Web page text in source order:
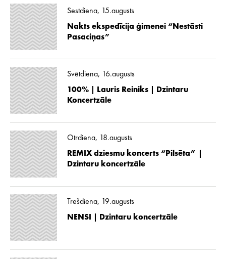
Sestdiena, 15.augusts
Nakts ekspedīcija ģimenei “Nestāsti
Pasaciņas”
Svētdiena, 16.augusts
100% | Lauris Reiniks | Dzintaru
Koncertzāle
Otrdiena, 18.augusts
REMIX dziesmu koncerts “Pilsēta” |
Dzintaru koncertzāle
Trešdiena, 19.augusts
NENSI | Dzintaru koncertzāle